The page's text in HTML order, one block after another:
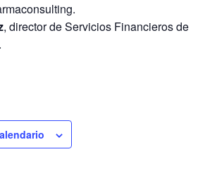
, director de Servicios Financieros de